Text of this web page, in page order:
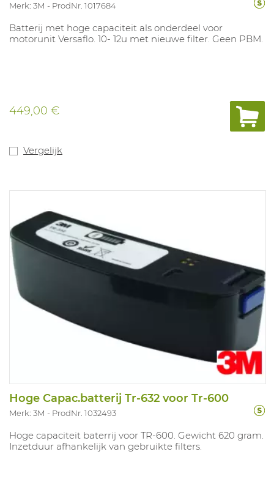
Merk: 3M ProdNr. 1017684
Batterij met hoge capaciteit als onderdeel voor
motorunit Versaflo. 10- 12u met nieuwe filter. Geen PBM.
449,00 €
Vergelijk
Hoge Capac.batterij Tr-632 voor Tr-600
Merk: 3M ProdNr. 1032493
Hoge capaciteit baterrij voor TR-600. Gewicht 620 gram.
Inzetduur afhankelijk van gebruikte filters.